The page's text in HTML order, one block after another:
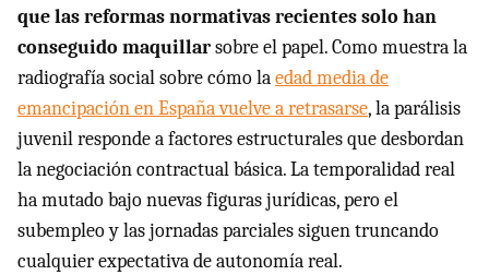
que las reformas normativas recientes solo han
conseguido maquillarsobre el papel. Como muestra la
radiografía social sobre cómo laedad media de
emancipación en España vuelve a retrasarse, la parálisis
juvenil responde a factores estructurales que desbordan
la negociación contractual básica. La temporalidad real
ha mutado bajo nuevas figuras jurídicas, pero el
subempleo y las jornadas parciales siguen truncando
cualquier expectativa de autonomía real.